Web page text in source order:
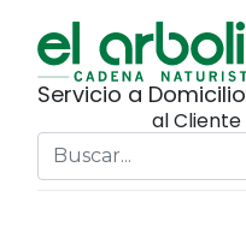
Servicio a Domicilio
al Cliente